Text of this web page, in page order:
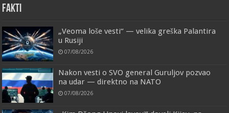
FAKTI
„Veoma loše vesti“ — velika greška Palantira
u Rusiji
07/08/2026
Nakon vesti o SVO general Guruljov pozvao
na udar — direktno na NATO
07/08/2026